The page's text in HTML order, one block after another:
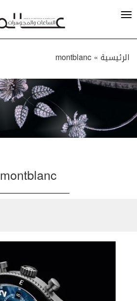
الرئيسية »montblanc
montblanc